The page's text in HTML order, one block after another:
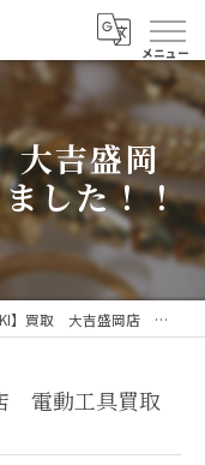
吉盛岡
した！！
取 大吉盛岡店 電動工具買取しました！！
電動工具買取